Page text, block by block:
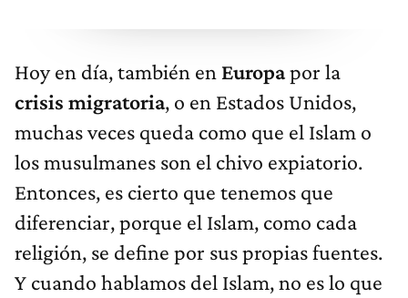
Hoy en día, también en Europapor la
crisis migratoria, o en Estados Unidos,
muchas veces queda como que el Islam o
los musulmanes son el chivo expiatorio.
Entonces, es cierto que tenemos que
diferenciar, porque el Islam, como cada
religión, se define por sus propias fuentes.
Y cuando hablamos del Islam, no es lo que